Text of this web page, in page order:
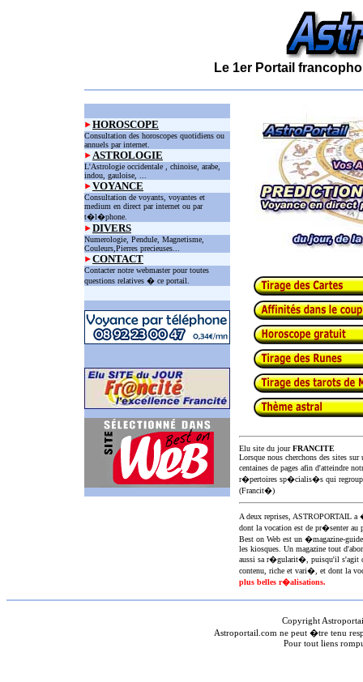
Le 1er Portail
HOROSCOPE
Consultation des horoscopes quotidiens ou
annuels par internet.
ASTROLOGIE
L'Astrologie occidentale , chinoise, arabe,
indou, gauloise, ...
VOYANCE
Consultation de voyants, voyantes et
medium en direct par internet ou par
t�l�phone.
DIVERS
Numerologie, Pendule, Magnetisme,
Couleurs,Pierres precieuses...
CONTACT
Contacter notre webmaster pour toutes
questions relatives � ce portail.
Elu site du jourFRANCITE
Lorsque nous cherchons des sites
centaines de pages afin d'atteindre
r�pertoires sp�cialis�s qui
(Francit�)
A deux reprises,
dont la vocation est de pr�senter au
Best on Web est un �magazine-
les kiosques. Un magazine tout
aussi sa r�gularit�, puisqu'il s'agit
contenu, riche et vari�, et dont la
plus belles r�alisations.
Copyright
Astroportail.com ne peut �tre tenu
Pour tout liens